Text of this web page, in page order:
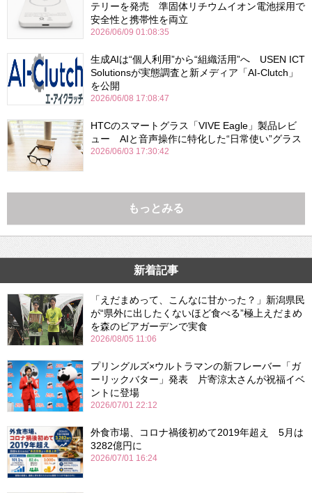
テリーを発売 準固体リチウムイオン電池採用で
安全性と携帯性を両立
2026/06/09 01:08:35
生成AIは“個人利用”から“組織活用”へ USEN ICT
Solutionsが実態調査と新メディア「AI-Clutch」
を公開
2026/06/08 17:08:47
HTCのスマートグラス「VIVE Eagle」製品レビ
ュー AIと音声操作に特化した“日常使い”グラス
2026/06/03 17:30:42
もっとみる
新着記事
「えだまめって、こんなに甘かった？」新潟県民
が“県外に出したくないほど食べる”極上えだまめ
を森のビアガーデンで実食
2026/08/05 11:06
プリングルズ×ウルトラマンの新フレーバー「ガ
ーリックバター」発表 片寄涼太さんが祝福イベ
ントに登場
2026/07/01 22:12
外食市場、コロナ禍後初めて2019年超え 5月は
3282億円に
2026/07/01 16:24